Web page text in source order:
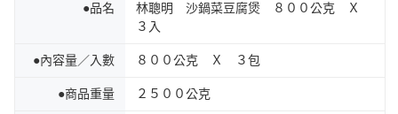
●品名
林聰明 沙鍋菜豆腐煲 ８００公克 Ｘ
３入
●內容量／入數 ８００公克 Ｘ ３包
●商品重量 ２５００公克